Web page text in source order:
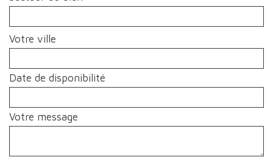
Votre ville
Date de disponibilité
Votre message